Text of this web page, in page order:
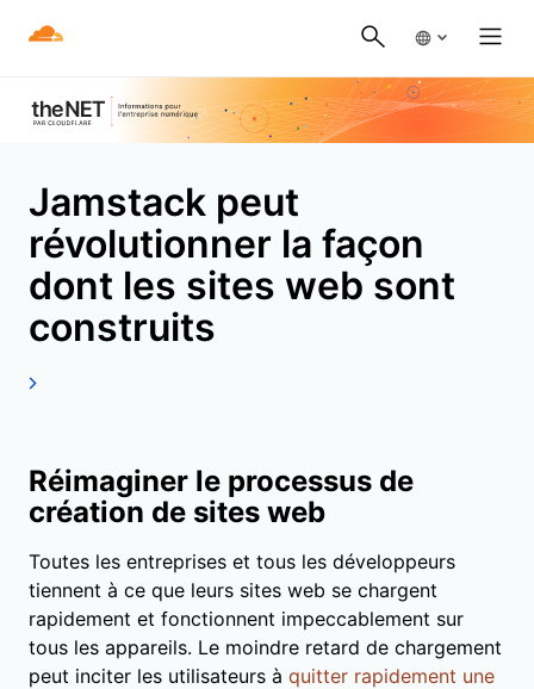
Jamstack peut
révolutionner la façon
dont les sites web sont
construits
Réimaginer le processus de
création de sites web
Toutes les entreprises et tous les développeurs
tiennent à ce que leurs sites web se chargent
rapidement et fonctionnent impeccablement sur
tous les appareils. Le moindre retard de chargement
peut inciter les utilisateurs à quitter rapidement une